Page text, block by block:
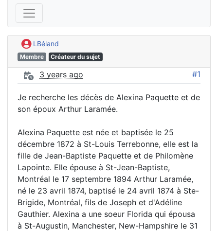
LBéland
Membre Créateur du sujet
3 years ago #1
Je recherche les décès de Alexina Paquette et de
son époux Arthur Laramée.
Alexina Paquette est née et baptisée le 25
décembre 1872 à St-Louis Terrebonne, elle est la
fille de Jean-Baptiste Paquette et de Philomène
Lapointe. Elle épouse à St-Jean-Baptiste,
Montréal le 17 septembre 1894 Arthur Laramée,
né le 23 avril 1874, baptisé le 24 avril 1874 à Ste-
Brigide, Montréal, fils de Joseph et d'Adéline
Gauthier. Alexina a une soeur Florida qui épousa
à St-Augustin, Manchester, New-Hampshire le 31